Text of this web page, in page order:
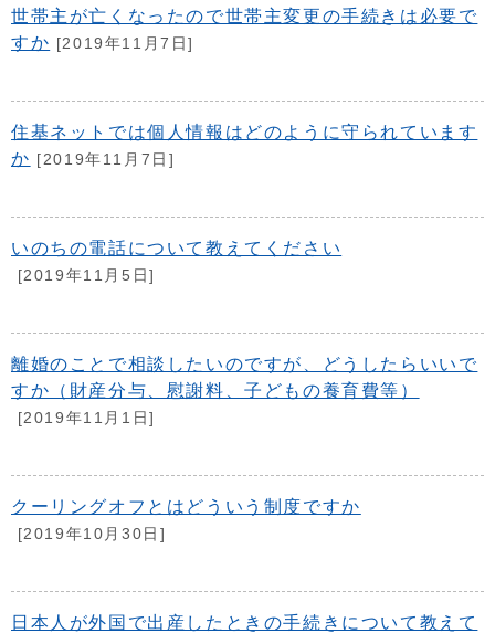
世帯主が亡くなったので世帯主変更の手続きは必要で
すか [2019年11月7日]
住基ネットでは個人情報はどのように守られています
か [2019年11月7日]
いのちの電話について教えてください
[2019年11月5日]
離婚のことで相談したいのですが、どうしたらいいで
すか（財産分与、慰謝料、子どもの養育費等）
[2019年11月1日]
クーリングオフとはどういう制度ですか
[2019年10月30日]
日本人が外国で出産したときの手続きについて教えて